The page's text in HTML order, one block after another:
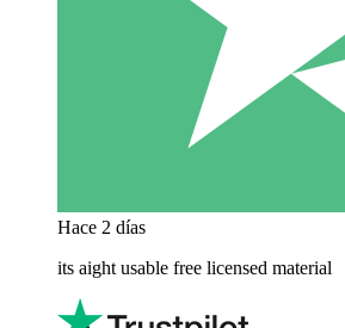
Hace 2 días
its aight usable free licensed material